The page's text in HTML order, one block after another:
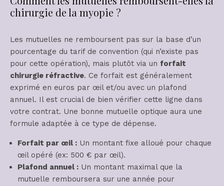
chirurgie de la myopie ?
Les mutuelles ne remboursent pas sur la base d’un
pourcentage du tarif de convention (qui n’existe pas
pour cette opération), mais plutôt via un forfait
chirurgie réfractive. Ce forfait est généralement
exprimé en euros par œil et/ou avec un plafond
annuel. Il est crucial de bien vérifier cette ligne dans
votre contrat. Une bonne mutuelle optique aura une
formule adaptée à ce type de dépense.
Forfait par œil : Un montant fixe alloué pour chaque
œil opéré (ex: 500 € par œil).
Plafond annuel : Un montant maximal que la
mutuelle remboursera sur une année pour